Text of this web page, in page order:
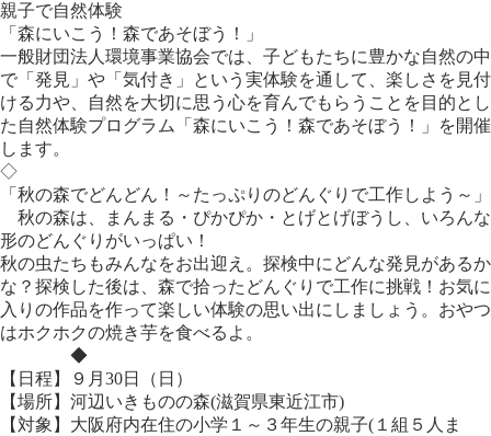
親子で自然体験
「森にいこう！森であそぼう！」
一般財団法人環境事業協会では、子どもたちに豊かな自然の中
で「発見」や「気付き」という実体験を通して、楽しさを見付
ける力や、自然を大切に思う心を育んでもらうことを目的とし
た自然体験プログラム「森にいこう！森であそぼう！」を開催
します。
◇
「秋の森でどんどん！～たっぷりのどんぐりで工作しよう～」
秋の森は、まんまる・ぴかぴか・とげとげぼうし、いろんな
形のどんぐりがいっぱい！
秋の虫たちもみんなをお出迎え。探検中にどんな発見があるか
な？探検した後は、森で拾ったどんぐりで工作に挑戦！お気に
入りの作品を作って楽しい体験の思い出にしましょう。おやつ
はホクホクの焼き芋を食べるよ。
◆
【日程】９月30日（日）
【場所】河辺いきものの森(滋賀県東近江市)
【対象】大阪府内在住の小学１～３年生の親子(１組５人ま